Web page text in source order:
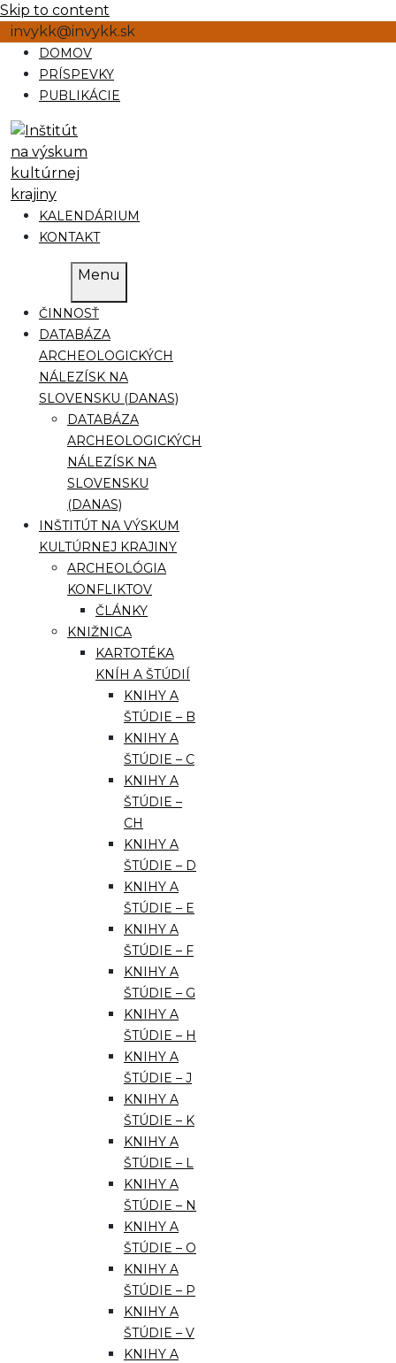
Skip to content
invykk@invykk.sk
DOMOV
PRÍSPEVKY
PUBLIKÁCIE
KALENDÁRIUM
KONTAKT
Menu
ČINNOSŤ
DATABÁZA
ARCHEOLOGICKÝCH
NÁLEZÍSK NA
SLOVENSKU (DANAS)
DATABÁZA
ARCHEOLOGICKÝCH
NÁLEZÍSK NA
SLOVENSKU
(DANAS)
INŠTITÚT NA VÝSKUM
KULTÚRNEJ KRAJINY
ARCHEOLÓGIA
KONFLIKTOV
ČLÁNKY
KNIŽNICA
KARTOTÉKA
KNÍH A ŠTÚDIÍ
KNIHY A
ŠTÚDIE – B
KNIHY A
ŠTÚDIE – C
KNIHY A
ŠTÚDIE –
CH
KNIHY A
ŠTÚDIE – D
KNIHY A
ŠTÚDIE – E
KNIHY A
ŠTÚDIE – F
KNIHY A
ŠTÚDIE – G
KNIHY A
ŠTÚDIE – H
KNIHY A
ŠTÚDIE – J
KNIHY A
ŠTÚDIE – K
KNIHY A
ŠTÚDIE – L
KNIHY A
ŠTÚDIE – N
KNIHY A
ŠTÚDIE – O
KNIHY A
ŠTÚDIE – P
KNIHY A
ŠTÚDIE – V
KNIHY A